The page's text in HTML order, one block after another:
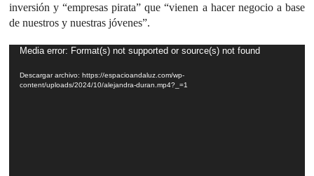
inversión y “empresas pirata” que “vienen a hacer negocio a base
de nuestros y nuestras jóvenes”.
Reproductor
vídeo
Media error: Format(s) not supported or source(s) not found
Descargar archivo: https://espacioandaluz.com/wp-
content/uploads/2024/10/alejandra-duran.mp4?_=1